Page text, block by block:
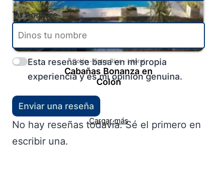
Colón-Entre Ríos- Litoral
Cabañas Bonanza en
Colón
Cargar más
Tu nombre
Esta reseña se basa en mi propia
experiencia y es mi opinión genuina.
Enviar una reseña
No hay reseñas todavía. Sé el primero en
escribir una.